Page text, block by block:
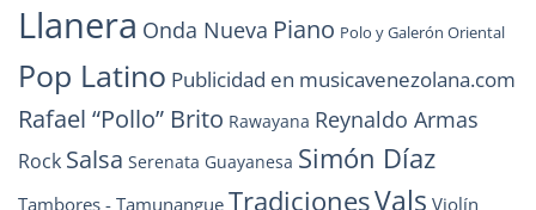
Llanera Onda Nueva Piano Polo y Galerón Oriental
Pop Latino Publicidad en musicavenezolana.com
Rafael “Pollo” Brito Rawayana Reynaldo Armas
Rock Salsa Serenata Guayanesa Simón Díaz
Tambores - Tamunangue TradicionesVals Violín